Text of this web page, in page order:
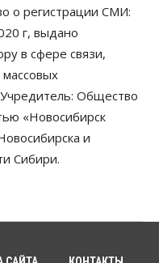
МСБ в
планируют
о регистрации СМИ:
г, выдано
в сфере связи,
Общество
«Новосибирск
и
Сибири.